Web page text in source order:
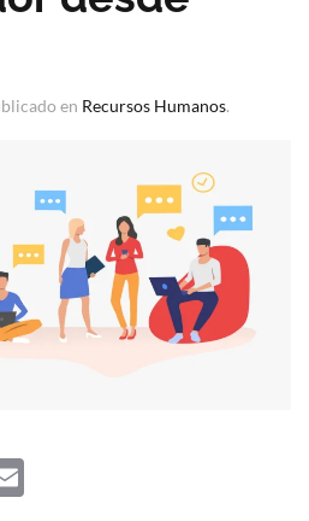
en Recursos Humanos.